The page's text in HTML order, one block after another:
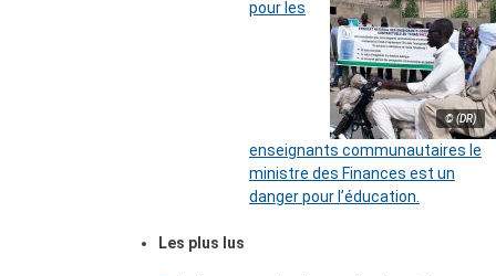
© (DR)
pour les
enseignants communautaires le
ministre des Finances est un
danger pour l’éducation.
Les plus lus